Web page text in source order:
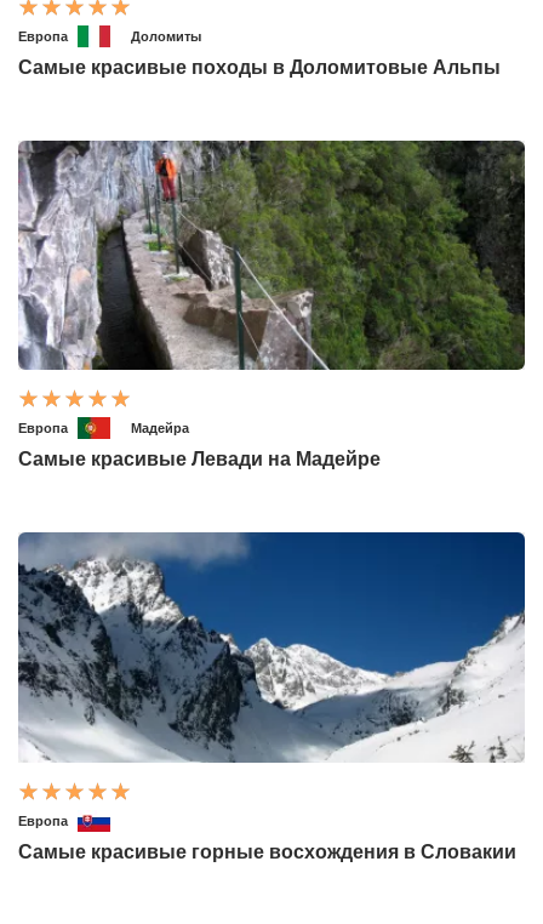
Европа Доломиты
Самые красивые походы в Доломитовые Альпы
Европа Мадейра
Самые красивые Левади на Мадейре
Европа
Самые красивые горные восхождения в Словакии